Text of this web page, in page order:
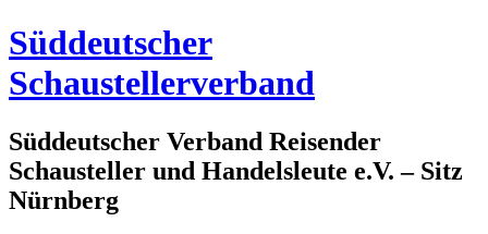
Zum
Inhalt
springen
Süddeutscher
Schaustellerverband
Süddeutscher Verband Reisender
Schausteller und Handelsleute e.V. – Sitz
Nürnberg